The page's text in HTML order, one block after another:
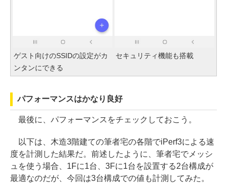
ゲスト向けのSSIDの設定がカ
ンタンにできる
セキュリティ機能も搭載
パフォーマンスはかなり良好
最後に、パフォーマンスをチェックしておこう。
以下は、木造3階建ての筆者宅の各階でiPerf3による速
度を計測した結果だ。前述したように、筆者宅でメッシ
ュを使う場合、1Fに1台、3Fに1台を設置する2台構成が
最適なのだが、今回は3台構成での値も計測してみた。